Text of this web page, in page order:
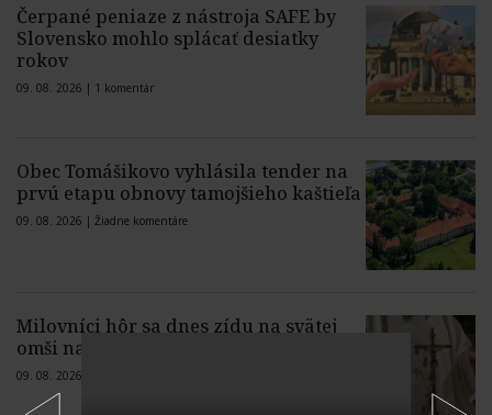
Čerpané peniaze z nástroja SAFE by
Slovensko mohlo splácať desiatky
rokov
09. 08. 2026 | 1 komentár
Obec Tomášikovo vyhlásila tender na
prvú etapu obnovy tamojšieho kaštieľa
09. 08. 2026 | Žiadne komentáre
Milovníci hôr sa dnes zídu na svätej
omši na Veľkej Rači
09. 08. 2026 |